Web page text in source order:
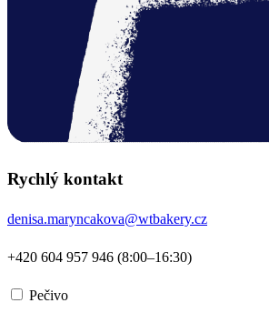
Rychlý kontakt
denisa.maryncakova@wtbakery.cz
+420 604 957 946 (8:00–16:30)
Pečivo